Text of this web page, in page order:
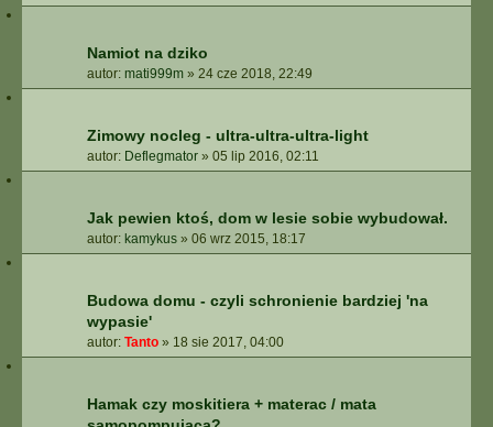
Namiot na dziko
autor: mati999m » 24 cze 2018, 22:49
Zimowy nocleg - ultra-ultra-ultra-light
autor: Deflegmator » 05 lip 2016, 02:11
Jak pewien ktoś, dom w lesie sobie wybudował.
autor: kamykus » 06 wrz 2015, 18:17
Budowa domu - czyli schronienie bardziej 'na
wypasie'
autor: Tanto » 18 sie 2017, 04:00
Hamak czy moskitiera + materac / mata